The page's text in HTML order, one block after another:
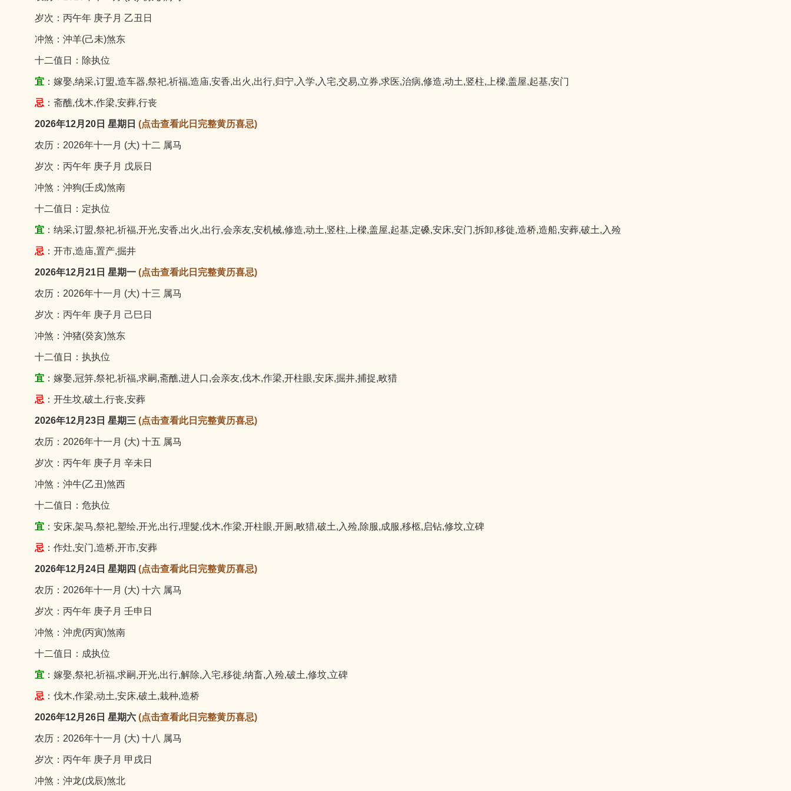
岁次：丙午年 庚子月 乙丑日
冲煞：沖羊(己未)煞东
十二值日：除执位
宜：嫁娶,纳采,订盟,造车器,祭祀,祈福,造庙,安香,出火,出行,归宁,入学,入宅,交易,立券,求医,治病,修造,动土,竖柱,上樑,盖屋,起基,安门
忌 ：斋醮,伐木,作梁,安葬,行丧
2026年12月20日 星期日 (点击查看此日完整黄历喜忌)
农历：2026年十一月 (大) 十二 属马
岁次：丙午年 庚子月 戊辰日
冲煞：沖狗(壬戍)煞南
十二值日：定执位
宜：纳采,订盟,祭祀,祈福,开光,安香,出火,出行,会亲友,安机械,修造,动土,竖柱,上樑,盖屋,起基,定磉,安床,安门,拆卸,移徙,造桥,造船,安葬,破土,入殓
忌 ：开市,造庙,置产,掘井
2026年12月21日 星期一 (点击查看此日完整黄历喜忌)
农历：2026年十一月 (大) 十三 属马
岁次：丙午年 庚子月 己巳日
冲煞：沖猪(癸亥)煞东
十二值日：执执位
宜：嫁娶,冠笄,祭祀,祈福,求嗣,斋醮,进人口,会亲友,伐木,作梁,开柱眼,安床,掘井,捕捉,畋猎
忌 ：开生坟,破土,行丧,安葬
2026年12月23日 星期三 (点击查看此日完整黄历喜忌)
农历：2026年十一月 (大) 十五 属马
岁次：丙午年 庚子月 辛未日
冲煞：沖牛(乙丑)煞西
十二值日：危执位
宜：安床,架马,祭祀,塑绘,开光,出行,理髮,伐木,作梁,开柱眼,开厕,畋猎,破土,入殓,除服,成服,移柩,启钻,修坟,立碑
忌 ：作灶,安门,造桥,开市,安葬
2026年12月24日 星期四 (点击查看此日完整黄历喜忌)
农历：2026年十一月 (大) 十六 属马
岁次：丙午年 庚子月 壬申日
冲煞：沖虎(丙寅)煞南
十二值日：成执位
宜：嫁娶,祭祀,祈福,求嗣,开光,出行,解除,入宅,移徙,纳畜,入殓,破土,修坟,立碑
忌 ：伐木,作梁,动土,安床,破土,栽种,造桥
2026年12月26日 星期六 (点击查看此日完整黄历喜忌)
农历：2026年十一月 (大) 十八 属马
岁次：丙午年 庚子月 甲戌日
冲煞：沖龙(戊辰)煞北